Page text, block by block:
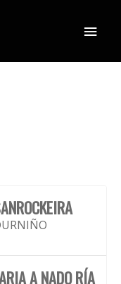
Menú
A NADO RÍA